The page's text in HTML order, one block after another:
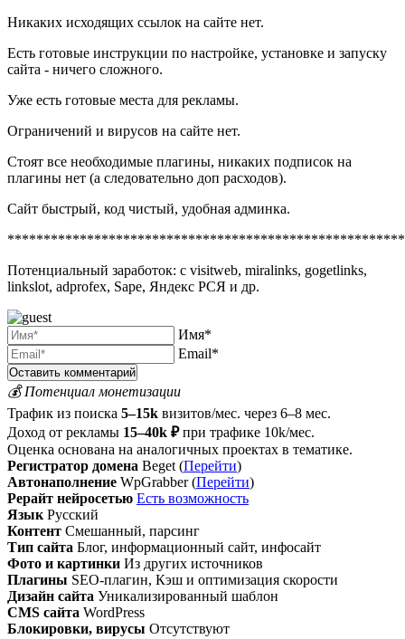
Никаких исходящих ссылок на сайте нет.
Есть готовые инструкции по настройке, установке и запуску
сайта - ничего сложного.
Уже есть готовые места для рекламы.
Ограничений и вирусов на сайте нет.
Стоят все необходимые плагины, никаких подписок на
плагины нет (а следовательно доп расходов).
Сайт быстрый, код чистый, удобная админка.
Потенциальный заработок: с visitweb, miralinks, gogetlinks,
linkslot, adprofex, Sape, Яндекс РСЯ и др.
Имя*
Email*
💰 Потенциал монетизации
Трафик из поиска 5–15k визитов/мес. через 6–8 мес.
Доход от рекламы 15–40k ₽ при трафике 10k/мес.
Оценка основана на аналогичных проектах в тематике.
Регистратор домена Beget (Перейти)
Автонаполнение WpGrabber (Перейти)
Рерайт нейросетью Есть возможность
Язык Русский
Контент Смешанный, парсинг
Тип сайта Блог, информационный сайт, инфосайт
Фото и картинки Из других источников
Плагины SEO-плагин, Кэш и оптимизация скорости
Дизайн сайта Уникализированный шаблон
CMS сайта WordPress
Блокировки, вирусы Отсутствуют